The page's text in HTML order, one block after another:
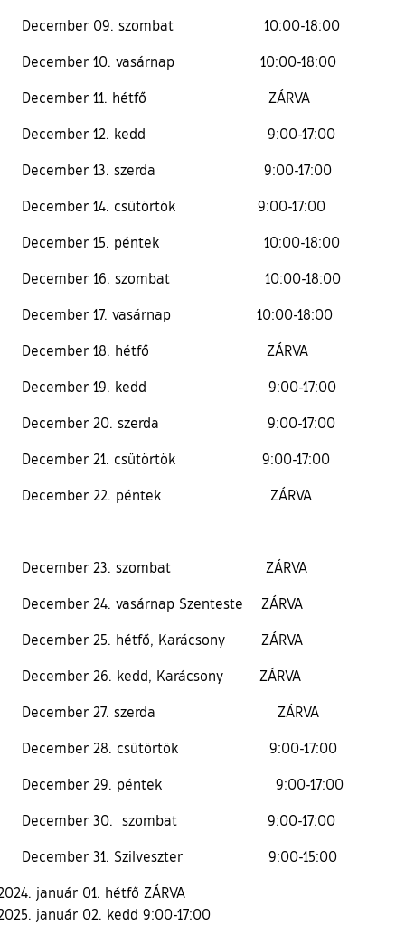
December 09. szombat 10:00-18:00
December 10. vasárnap 10:00-18:00
December 11. hétfő ZÁRVA
December 12. kedd 9:00-17:00
December 13. szerda 9:00-17:00
December 14. csütörtök 9:00-17:00
December 15. péntek 10:00-18:00
December 16. szombat 10:00-18:00
December 17. vasárnap 10:00-18:00
December 18. hétfő ZÁRVA
December 19. kedd 9:00-17:00
December 20. szerda 9:00-17:00
December 21. csütörtök 9:00-17:00
December 22. péntek ZÁRVA
December 23. szombat ZÁRVA
December 24. vasárnap Szenteste ZÁRVA
December 25. hétfő, Karácsony ZÁRVA
December 26. kedd, Karácsony ZÁRVA
December 27. szerda ZÁRVA
December 28. csütörtök 9:00-17:00
December 29. péntek 9:00-17:00
December 30. szombat 9:00-17:00
December 31. Szilveszter 9:00-15:00
január 01. hétfő ZÁRVA
január 02. kedd 9:00-17:00